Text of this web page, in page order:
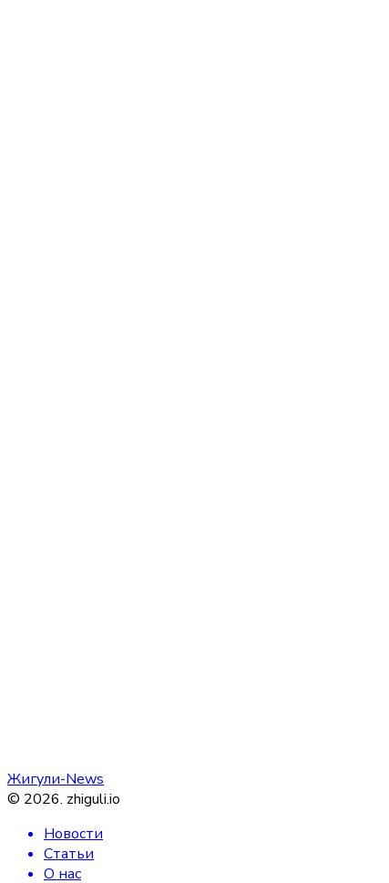
Жигули-News
© 2026. zhiguli.io
Новости
Статьи
О нас